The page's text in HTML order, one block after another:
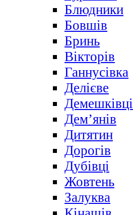
Блюдники
Бовшів
Бринь
Вікторів
Ганнусівка
Делієве
Демешківці
Дем’янів
Дитятин
Дорогів
Дубівці
Жовтень
Залуква